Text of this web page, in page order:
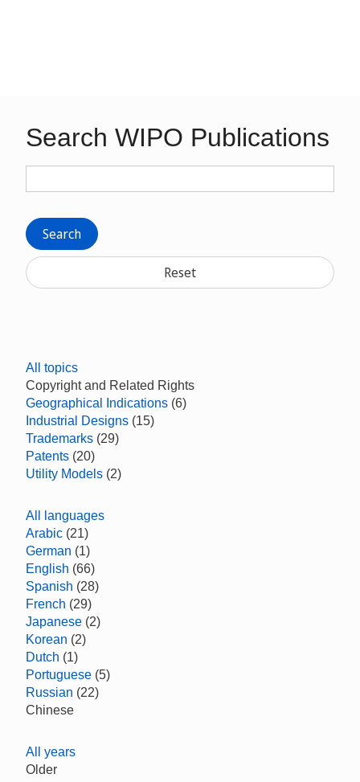
Search WIPO Publications
Search
Reset
All topics
Copyright and Related Rights
Geographical Indications (6)
Industrial Designs (15)
Trademarks (29)
Patents (20)
Utility Models (2)
All languages
Arabic (21)
German (1)
English (66)
Spanish (28)
French (29)
Japanese (2)
Korean (2)
Dutch (1)
Portuguese (5)
Russian (22)
Chinese
All years
Older